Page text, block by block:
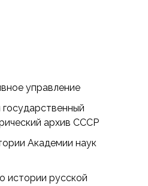
управление
архив СССР
Академии наук
истории русской